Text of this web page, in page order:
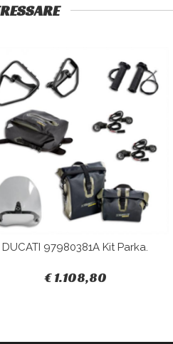
DUCATI 97980381A Kit Parka.
€ 1.108,80